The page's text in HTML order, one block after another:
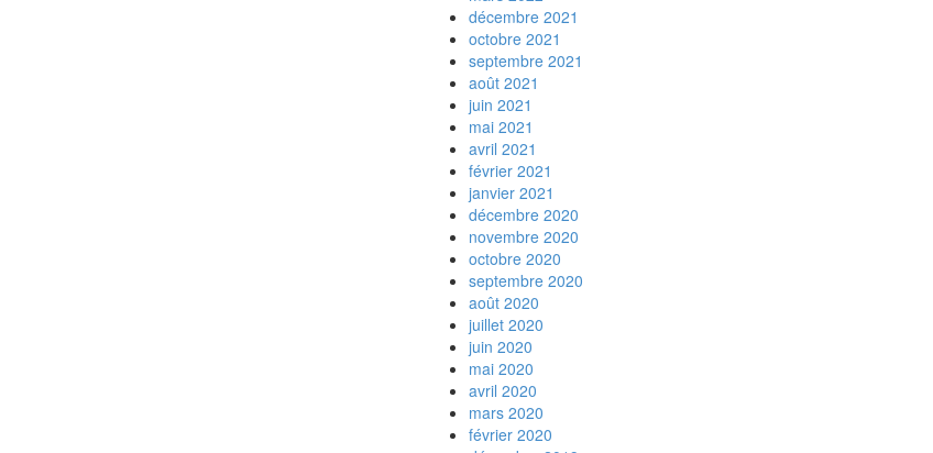
décembre 2021
octobre 2021
septembre 2021
août 2021
juin 2021
mai 2021
avril 2021
février 2021
janvier 2021
décembre 2020
novembre 2020
octobre 2020
septembre 2020
août 2020
juillet 2020
juin 2020
mai 2020
avril 2020
mars 2020
février 2020